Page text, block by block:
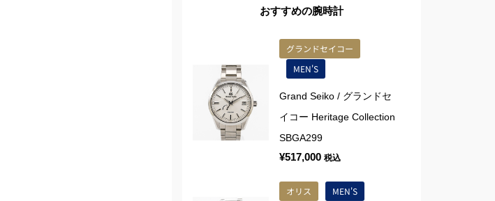
おすすめの腕時計
グランドセイコー
MEN'S
Grand Seiko / グランドセ
イコー Heritage Collection
SBGA299
¥517,000 税込
オリス MEN'S